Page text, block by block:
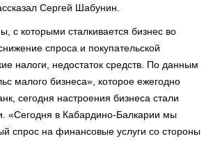
Сергей Шабунин.
с которыми сталкивается бизнес во
спроса и покупательской
налоги, недостаток средств. По данным
малого бизнеса», которое ежегодно
сегодня настроения бизнеса стали
«Сегодня в Кабардино-Балкарии мы
спрос на финансовые услуги со стороны